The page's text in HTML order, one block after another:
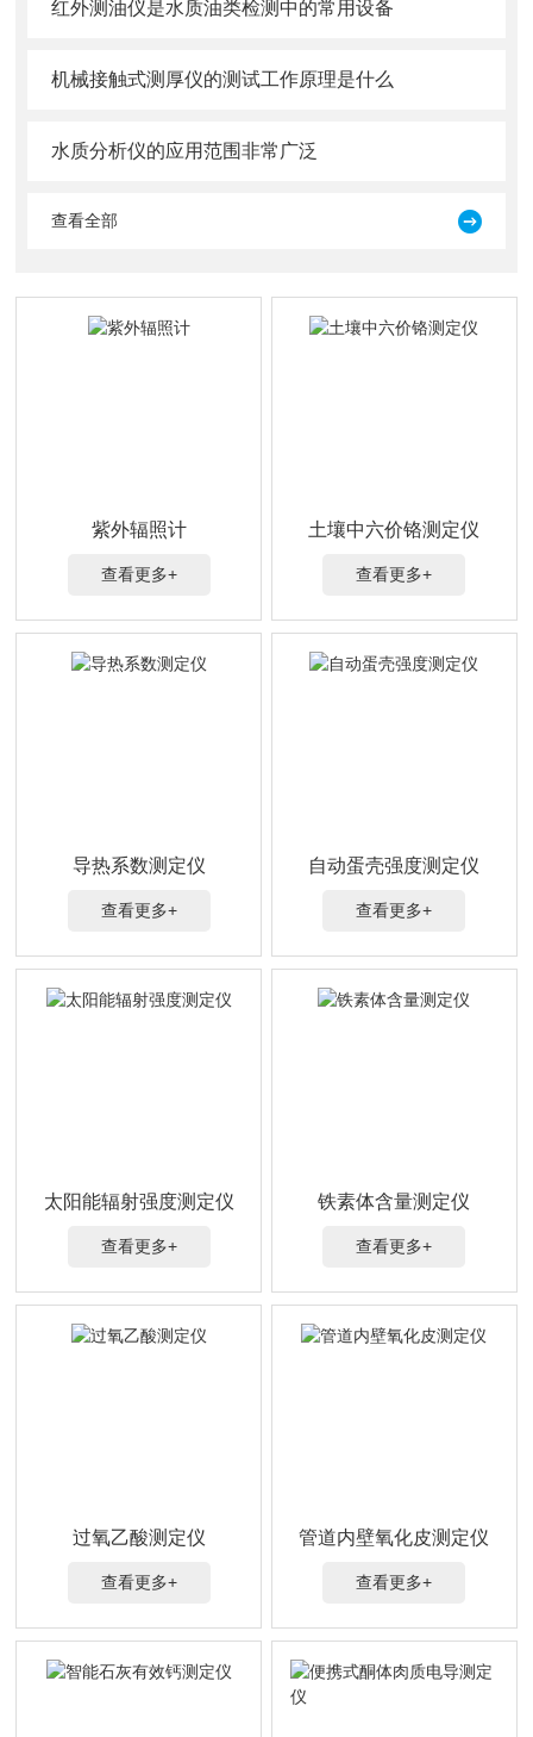
红外测油仪是水质油类检测中的常用设备
机械接触式测厚仪的测试工作原理是什么
水质分析仪的应用范围非常广泛
查看全部
紫外辐照计
查看更多+
土壤中六价铬测定仪
查看更多+
导热系数测定仪
查看更多+
自动蛋壳强度测定仪
查看更多+
太阳能辐射强度测定仪
查看更多+
铁素体含量测定仪
查看更多+
过氧乙酸测定仪
查看更多+
管道内壁氧化皮测定仪
查看更多+